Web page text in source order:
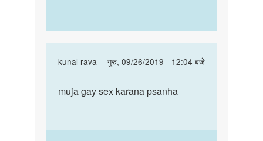
kunal rava
गुरु, 09/26/2019 - 12:04 बजे
to
k
muja
karana
muja gay sex karana psanha